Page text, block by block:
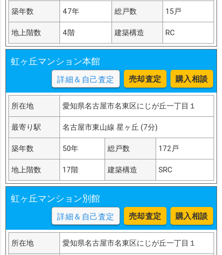
築年数 47年 総戸数 15戸
地上階数 4階 建築構造 RC
虹ヶ丘マンション本館
詳細＆自己査定 売却査定 購入相談
所在地 愛知県名古屋市名東区にじが丘一丁目１
最寄り駅 名古屋市東山線 星ヶ丘 (7分)
築年数 50年 総戸数 172戸
地上階数 17階 建築構造 SRC
虹ヶ丘マンション別館
詳細＆自己査定 売却査定 購入相談
所在地 愛知県名古屋市名東区にじが丘一丁目１